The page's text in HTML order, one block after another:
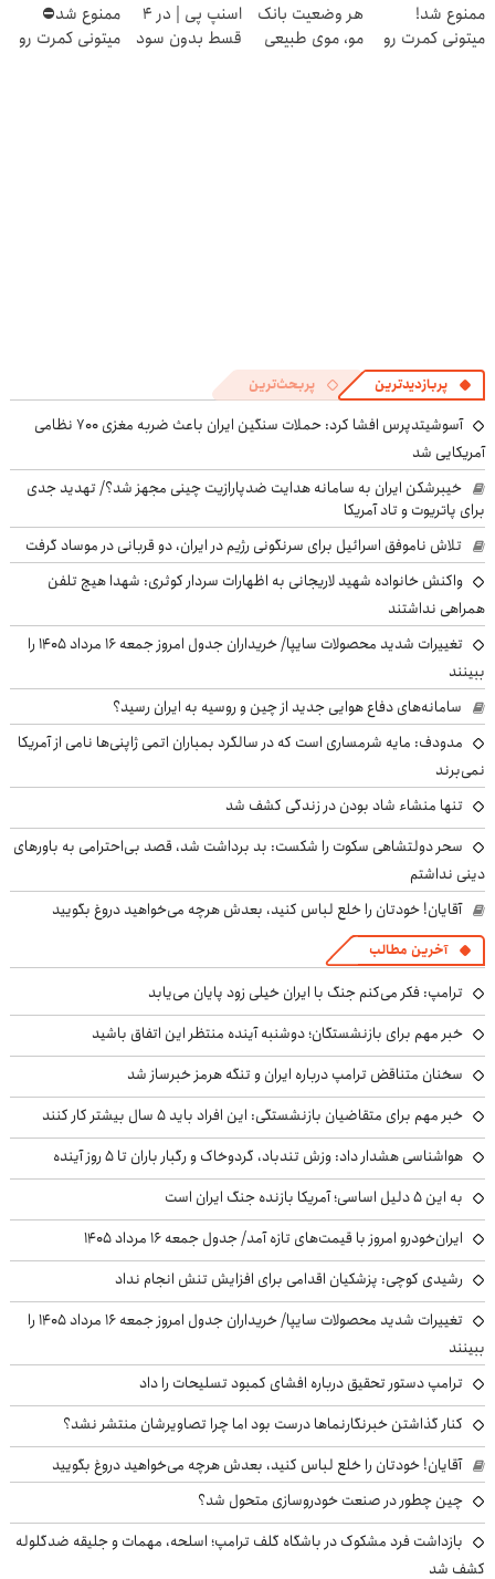
ممنوع شد!
میتونی کمرت رو
هر وضعیت بانک
مو، موی طبیعی
اسنپ پی | در ۴
قسط بدون سود
ممنوع شد⛔
میتونی کمرت رو
پربازدیدترین پربحث‌ترین
آسوشیتدپرس افشا کرد: حملات سنگین ایران باعث ضربه مغزی ۷۰۰ نظامی
آمریکایی شد
خیبرشکن ایران به سامانه هدایت ضدپارازیت چینی مجهز شد؟/ تهدید جدی
برای پاتریوت و تاد آمریکا
تلاش ناموفق اسرائیل برای سرنگونی رژیم در ایران، دو قربانی در موساد گرفت
واکنش خانواده شهید لاریجانی به اظهارات سردار کوثری: شهدا هیچ تلفن
همراهی نداشتند
تغییرات شدید محصولات سایپا/ خریداران جدول امروز جمعه ۱۶ مرداد ۱۴۰۵ را
ببینند
سامانه‌های دفاع هوایی جدید از چین و روسیه به ایران رسید؟
مدودف: مایه شرمساری است که در سالگرد بمباران اتمی ژاپنی‌ها نامی از آمریکا
نمی‌برند
تنها منشاء شاد بودن در زندگی کشف شد
سحر دولتشاهی سکوت را شکست: بد برداشت شد، قصد بی‌احترامی به باورهای
دینی نداشتم
آقایان! خودتان را خلع لباس کنید، بعدش هرچه می‌خواهید دروغ بگویید
آخرین مطالب
ترامپ: فکر می‌کنم جنگ با ایران خیلی زود پایان می‌یابد
خبر مهم برای بازنشستگان؛ دوشنبه آینده منتظر این اتفاق باشید
سخنان متناقض ترامپ درباره ایران و تنگه هرمز خبرساز شد
خبر مهم برای متقاضیان بازنشستگی: این افراد باید ۵ سال بیشتر کار کنند
هواشناسی هشدار داد: وزش تندباد، گردوخاک و رگبار باران تا ۵ روز آینده
به این ۵ دلیل اساسی؛ آمریکا بازنده جنگ ایران است
ایران‌خودرو امروز با قیمت‌های تازه آمد/ جدول جمعه ۱۶ مرداد ۱۴۰۵
رشیدی کوچی: پزشکیان اقدامی برای افزایش تنش انجام نداد
تغییرات شدید محصولات سایپا/ خریداران جدول امروز جمعه ۱۶ مرداد ۱۴۰۵ را
ببینند
ترامپ دستور تحقیق درباره افشای کمبود تسلیحات را داد
کنار گذاشتن خبرنگارنماها درست بود اما چرا تصاویرشان منتشر نشد؟
آقایان! خودتان را خلع لباس کنید، بعدش هرچه می‌خواهید دروغ بگویید
چین چطور در صنعت خودروسازی متحول شد؟
بازداشت فرد مشکوک در باشگاه گلف ترامپ؛ اسلحه، مهمات و جلیقه ضدگلوله
کشف شد